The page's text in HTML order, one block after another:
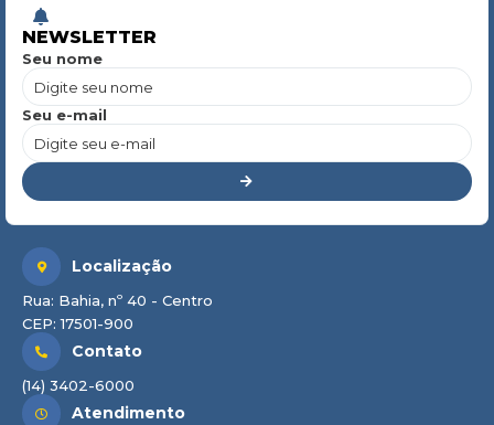
NEWSLETTER
Seu nome
Seu e-mail
Localização
Rua: Bahia, nº 40 - Centro
CEP: 17501-900
Contato
(14) 3402-6000
Atendimento